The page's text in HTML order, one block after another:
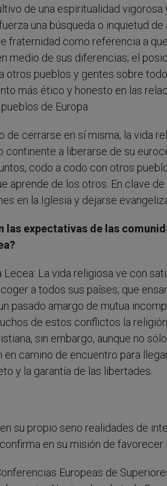
de una espiritualidad
una búsqueda o inquietud
fraternidad como referencia a
medio de sus diferencias; el
otros pueblos y gentes sobre
más ético y honesto en las
de Europa.
de cerrarse en sí misma, la vida
continente a liberarse de su
codo a codo con otros
aprende de los otros. En clave
en la Iglesia y dejarse
las expectativas de las
La vida religiosa ve con
a todos sus países; que
pasado amargo de mutua
de estos conflictos la
sin embargo, aunque no
camino de encuentro para
y la garantía de las libertades.
su propio seno realidades de
en su misión de
Europeas de